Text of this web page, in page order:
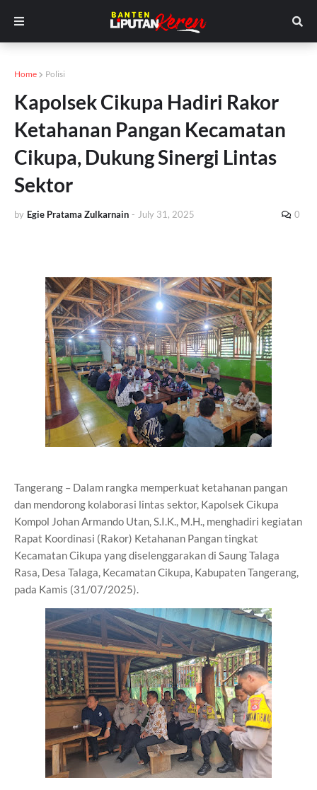
Home Polisi
Kapolsek Cikupa Hadiri Rakor
Ketahanan Pangan Kecamatan
Cikupa, Dukung Sinergi Lintas
Sektor
by Egie Pratama Zulkarnain - July 31, 2025 0
Tangerang – Dalam rangka memperkuat ketahanan pangan
dan mendorong kolaborasi lintas sektor, Kapolsek Cikupa
Kompol Johan Armando Utan, S.I.K., M.H., menghadiri kegiatan
Rapat Koordinasi (Rakor) Ketahanan Pangan tingkat
Kecamatan Cikupa yang diselenggarakan di Saung Talaga
Rasa, Desa Talaga, Kecamatan Cikupa, Kabupaten Tangerang,
pada Kamis (31/07/2025).